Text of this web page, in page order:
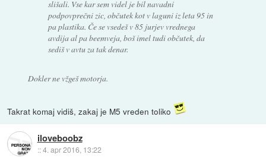
slišali. Vse kar sem videl je bil navadni
podpovprečni zic, občutek kot v laguni iz leta 95 in
pa plastika. Če se vsedeš v 85 jurjev vrednega
avdija al pa beemveja, boš imel tudi občutek, da
sediš v avtu za tak denar.
Dokler ne vžgeš motorja.
Takrat komaj vidiš, zakaj je M5 vreden toliko
iloveboobz
::4. apr 2016, 13:22